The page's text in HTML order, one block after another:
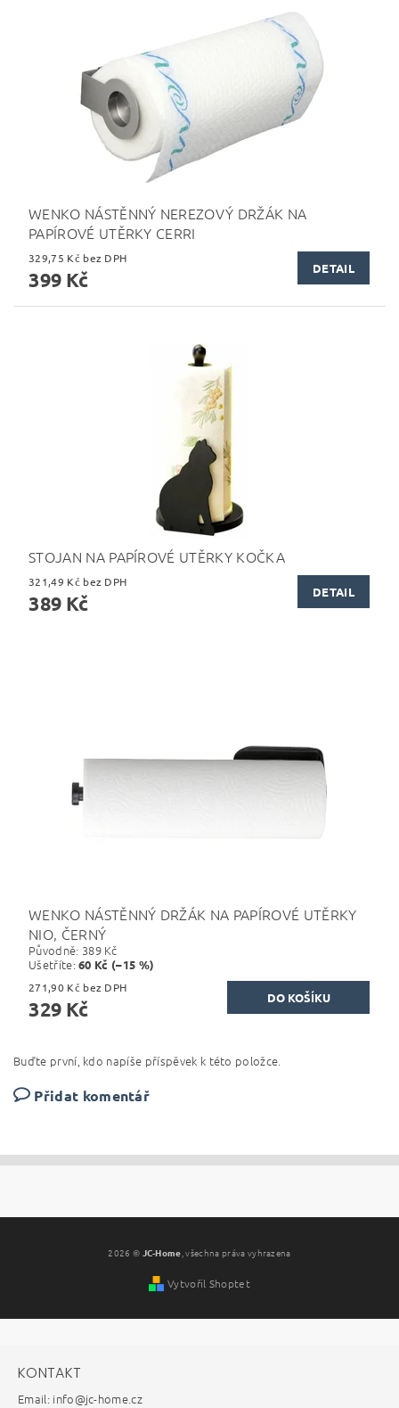
WENKO NÁSTĚNNÝ NEREZOVÝ DRŽÁK NA
PAPÍROVÉ UTĚRKY CERRI
329,75 Kč bez DPH
399 Kč DETAIL
STOJAN NA PAPÍROVÉ UTĚRKY KOČKA
321,49 Kč bez DPH
389 Kč DETAIL
WENKO NÁSTĚNNÝ DRŽÁK NA PAPÍROVÉ UTĚRKY
NIO, ČERNÝ
Původně: 389 Kč
Ušetříte:60 Kč (–15 %)
271,90 Kč bez DPH
329 Kč
Buďte první, kdo napíše příspěvek k této položce.
Přidat komentář
2026 © JC-Home, všechna práva vyhrazena
Vytvořil Shoptet
KONTAKT
Email: info@jc-home.cz